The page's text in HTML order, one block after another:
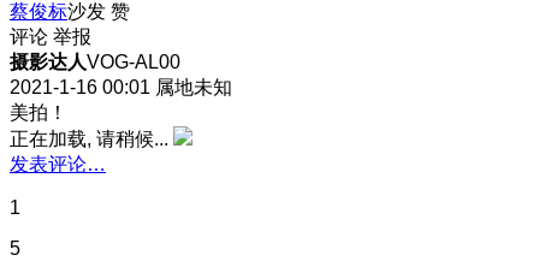
蔡俊标沙发 赞
评论 举报
摄影达人VOG-AL00
2021-1-16 00:01 属地未知
美拍！
正在加载, 请稍候...
发表评论…
1
5